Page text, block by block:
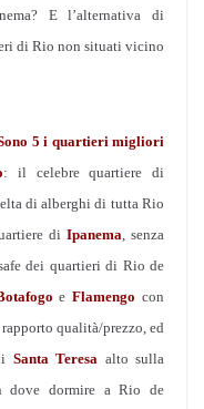
E l’alternativa di
di Rio non situati vicino
5 i quartieri migliori
: il celebre quartiere di
di alberghi di tutta Rio
di Ipanema, senza
dei quartieri di Rio de
eFlamengo con
qualità/prezzo, ed
Santa Teresa alto sulla
dove dormire a Rio de